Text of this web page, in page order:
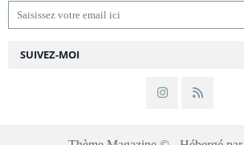
SUIVEZ-MOI